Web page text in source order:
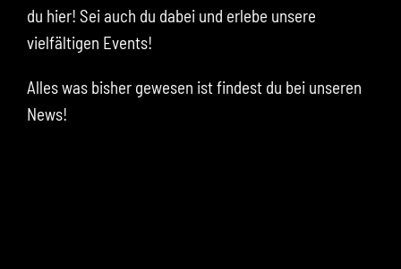
du hier! Sei auch du dabei und erlebe unsere
vielfältigen Events!
Alles was bisher gewesen ist findest du bei unseren
News!